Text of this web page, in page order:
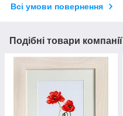
Всі умови повернення
Подібні товари компанії